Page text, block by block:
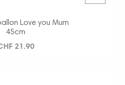
Love you Mum
45cm
21.90